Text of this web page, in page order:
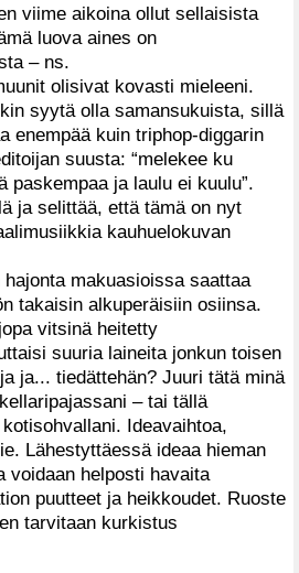
viime aikoina ollut sellaisista
luova aines on
– ns.
olisivat kovasti mieleeni.
syytä olla samansukuista, sillä
enempää kuin triphop-diggarin
suusta: “melekee ku
paskempaa ja laulu ei kuulu”.
ja selittää, että tämä on nyt
kauhuelokuvan
makuasioissa saattaa
takaisin alkuperäisiin osiinsa.
vitsinä heitetty
suuria laineita jonkun toisen
ja... tiedättehän? Juuri tätä minä
– tai tällä
Ideavaihtoa,
Lähestyttäessä ideaa hieman
voidaan helposti havaita
puutteet ja heikkoudet. Ruoste
tarvitaan kurkistus